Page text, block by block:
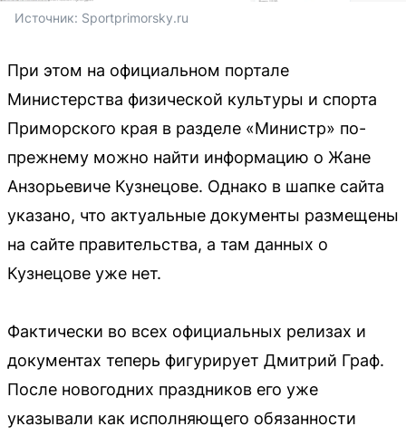
Источник: Sportprimorsky.ru
При этом на официальном портале
Министерства физической культуры и спорта
Приморского края в разделе «Министр» по-
прежнему можно найти информацию о Жане
Анзорьевиче Кузнецове. Однако в шапке сайта
указано, что актуальные документы размещены
на сайте правительства, а там данных о
Кузнецове уже нет.
Фактически во всех официальных релизах и
документах теперь фигурирует Дмитрий Граф.
После новогодних праздников его уже
указывали как исполняющего обязанности